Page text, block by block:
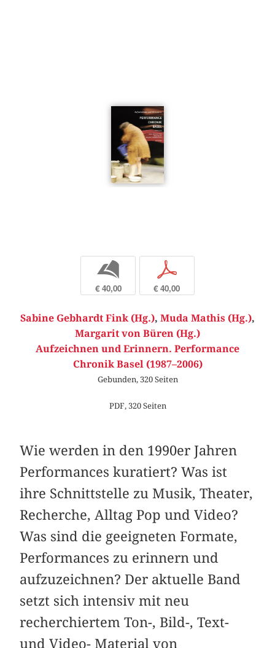
b
€ 40,00
p
€ 40,00
Sabine Gebhardt Fink (Hg.), Muda Mathis (Hg.),
Margarit von Büren (Hg.)
Aufzeichnen und Erinnern. Performance
Chronik Basel (1987–2006)
Gebunden, 320 Seiten
PDF, 320 Seiten
Wie werden in den 1990er Jahren
Performances kuratiert? Was ist
ihre Schnittstelle zu Musik, Theater,
Recherche, Alltag Pop und Video?
Was sind die geeigneten Formate,
Performances zu erinnern und
aufzuzeichnen? Der aktuelle Band
setzt sich intensiv mit neu
recherchiertem Ton-, Bild-, Text-
und Video- Material von